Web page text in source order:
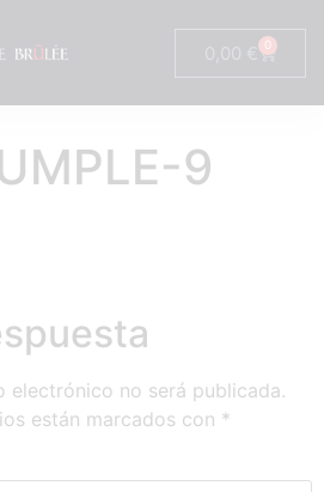
0
9
electrónico no será publicada.
están marcados con *